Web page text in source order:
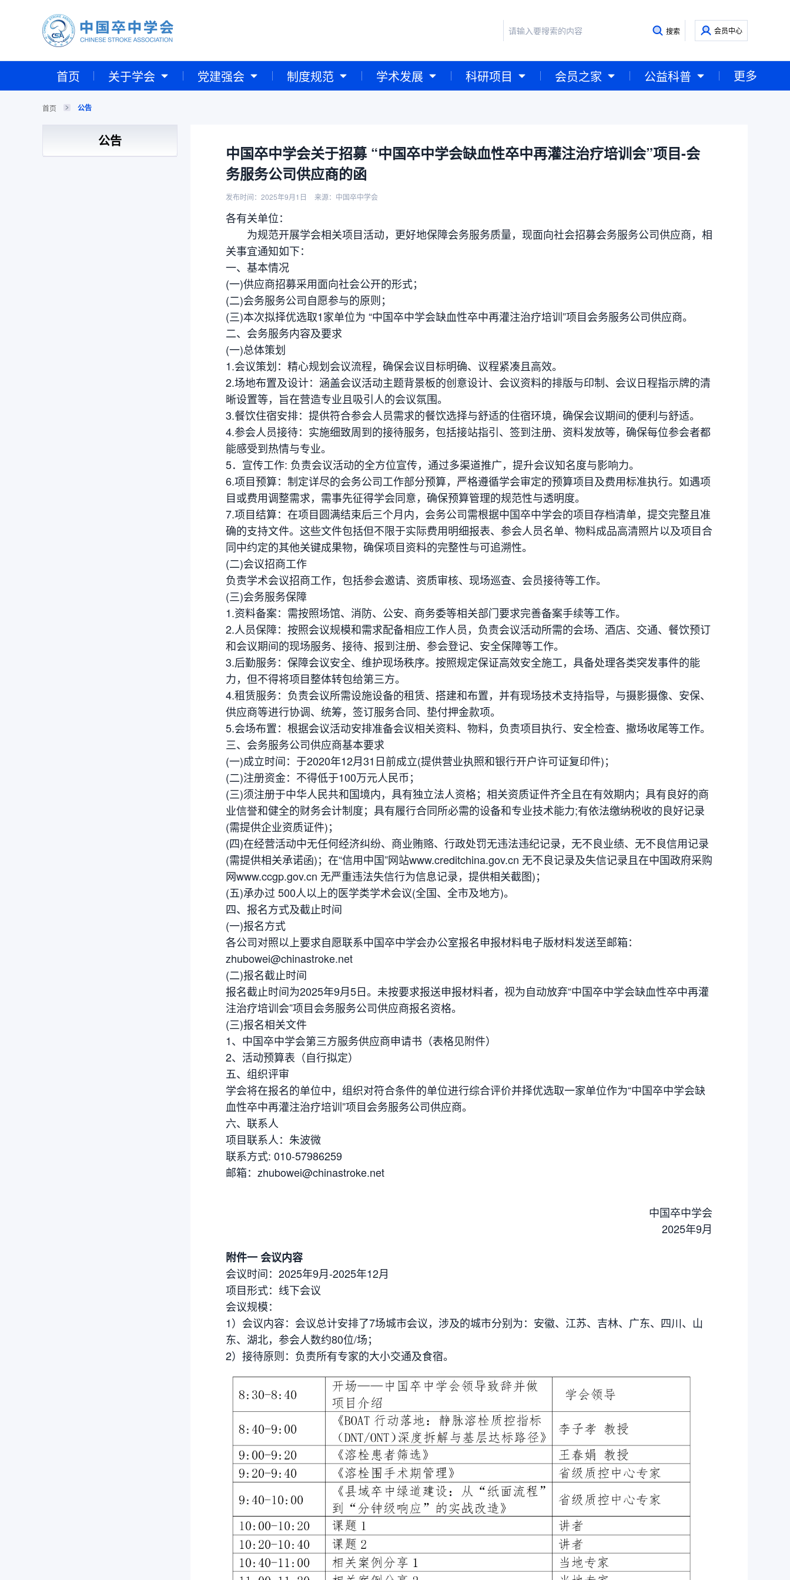
搜索 会员中心
首页 关于学会 党建强会 制度规范 学术发展 科研项目 会员之家 公益科普 更多
首页 公告
公告
中国卒中学会关于招募 “中国卒中学会缺血性卒中再灌注治疗培训会”项目-会
务服务公司供应商的函
发布时间：2025年9月1日 来源：中国卒中学会
各有关单位：
为规范开展学会相关项目活动，更好地保障会务服务质量，现面向社会招募会务服务公司供应商，相
关事宜通知如下：
一、基本情况
(一)供应商招募采用面向社会公开的形式；
(二)会务服务公司自愿参与的原则；
(三)本次拟择优选取1家单位为 “中国卒中学会缺血性卒中再灌注治疗培训”项目会务服务公司供应商。
二、会务服务内容及要求
(一)总体策划
1.会议策划：精心规划会议流程，确保会议目标明确、议程紧凑且高效。
2.场地布置及设计：涵盖会议活动主题背景板的创意设计、会议资料的排版与印制、会议日程指示牌的清
晰设置等，旨在营造专业且吸引人的会议氛围。
3.餐饮住宿安排：提供符合参会人员需求的餐饮选择与舒适的住宿环境，确保会议期间的便利与舒适。
4.参会人员接待：实施细致周到的接待服务，包括接站指引、签到注册、资料发放等，确保每位参会者都
能感受到热情与专业。
5．宣传工作: 负责会议活动的全方位宣传，通过多渠道推广，提升会议知名度与影响力。
6.项目预算：制定详尽的会务公司工作部分预算，严格遵循学会审定的预算项目及费用标准执行。如遇项
目或费用调整需求，需事先征得学会同意，确保预算管理的规范性与透明度。
7.项目结算：在项目圆满结束后三个月内，会务公司需根据中国卒中学会的项目存档清单，提交完整且准
确的支持文件。这些文件包括但不限于实际费用明细报表、参会人员名单、物料成品高清照片以及项目合
同中约定的其他关键成果物，确保项目资料的完整性与可追溯性。
(二)会议招商工作
负责学术会议招商工作，包括参会邀请、资质审核、现场巡查、会员接待等工作。
(三)会务服务保障
1.资料备案：需按照场馆、消防、公安、商务委等相关部门要求完善备案手续等工作。
2.人员保障：按照会议规模和需求配备相应工作人员，负责会议活动所需的会场、酒店、交通、餐饮预订
和会议期间的现场服务、接待、报到注册、参会登记、安全保障等工作。
3.后勤服务：保障会议安全、维护现场秩序。按照规定保证高效安全施工，具备处理各类突发事件的能
力，但不得将项目整体转包给第三方。
4.租赁服务：负责会议所需设施设备的租赁、搭建和布置，并有现场技术支持指导，与摄影摄像、安保、
供应商等进行协调、统筹，签订服务合同、垫付押金款项。
5.会场布置：根据会议活动安排准备会议相关资料、物料，负责项目执行、安全检查、撤场收尾等工作。
三、会务服务公司供应商基本要求
(一)成立时间：于2020年12月31日前成立(提供营业执照和银行开户许可证复印件)；
(二)注册资金：不得低于100万元人民币；
(三)须注册于中华人民共和国境内，具有独立法人资格；相关资质证件齐全且在有效期内；具有良好的商
业信誉和健全的财务会计制度；具有履行合同所必需的设备和专业技术能力;有依法缴纳税收的良好记录
(需提供企业资质证件)；
(四)在经营活动中无任何经济纠纷、商业贿赂、行政处罚无违法违纪记录，无不良业绩、无不良信用记录
(需提供相关承诺函)；在“信用中国”网站www.creditchina.gov.cn 无不良记录及失信记录且在中国政府采购
网www.ccgp.gov.cn 无严重违法失信行为信息记录，提供相关截图)；
(五)承办过 500人以上的医学类学术会议(全国、全市及地方)。
四、报名方式及截止时间
(一)报名方式
各公司对照以上要求自愿联系中国卒中学会办公室报名申报材料电子版材料发送至邮箱：
zhubowei@chinastroke.net
(二)报名截止时间
报名截止时间为2025年9月5日。未按要求报送申报材料者，视为自动放弃“中国卒中学会缺血性卒中再灌
注治疗培训会”项目会务服务公司供应商报名资格。
(三)报名相关文件
1、中国卒中学会第三方服务供应商申请书（表格见附件）
2、活动预算表（自行拟定）
五、组织评审
学会将在报名的单位中，组织对符合条件的单位进行综合评价并择优选取一家单位作为“中国卒中学会缺
血性卒中再灌注治疗培训”项目会务服务公司供应商。
六、联系人
项目联系人：朱波微
联系方式: 010-57986259
邮箱：zhubowei@chinastroke.net
中国卒中学会
2025年9月
附件一 会议内容
会议时间：2025年9月-2025年12月
项目形式：线下会议
会议规模：
1）会议内容：会议总计安排了7场城市会议，涉及的城市分别为：安徽、江苏、吉林、广东、四川、山
东、湖北，参会人数约80位/场；
2）接待原则：负责所有专家的大小交通及食宿。